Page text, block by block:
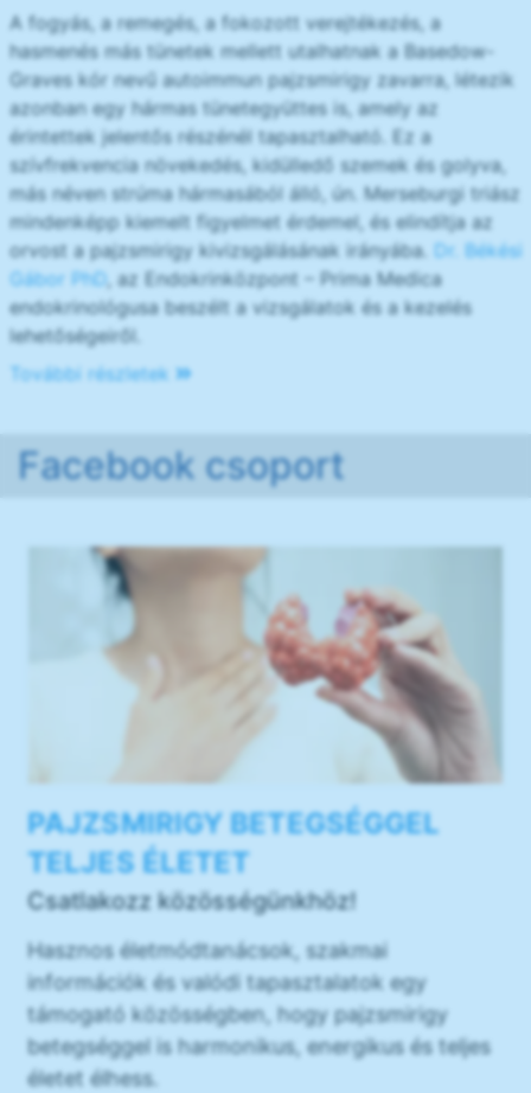
A fogyás, a remegés, a fokozott verejtékezés, a
hasmenés más tünetek mellett utalhatnak a Basedow-
Graves kór nevű autoimmun pajzsmirigy zavarra, létezik
azonban egy hármas tünetegyüttes is, amely az
érintettek jelentős részénél tapasztalható. Ez a
szívfrekvencia növekedés, kidülledő szemek és golyva,
más néven strúma hármasából álló, ún. Merseburgi triász
mindenképp kiemelt figyelmet érdemel, és elindítja az
orvost a pajzsmirigy kivizsgálásának irányába. Dr. Békési
Gábor PhD, az Endokrinközpont – Prima Medica
endokrinológusa beszélt a vizsgálatok és a kezelés
lehetőségeiről.
További részletek
Facebook csoport
PAJZSMIRIGY BETEGSÉGGEL
TELJES ÉLETET
Csatlakozz közösségünkhöz!
Hasznos életmódtanácsok, szakmai
információk és valódi tapasztalatok egy
támogató közösségben, hogy pajzsmirigy
betegséggel is harmonikus, energikus és teljes
életet élhess.